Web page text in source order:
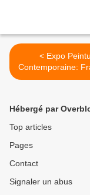
< Expo Peinture
Contemporaine:
CLEMENTE «
Hébergé par
Top articles
Pages
Contact
Signaler un abus